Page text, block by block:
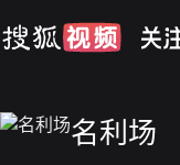
名利场